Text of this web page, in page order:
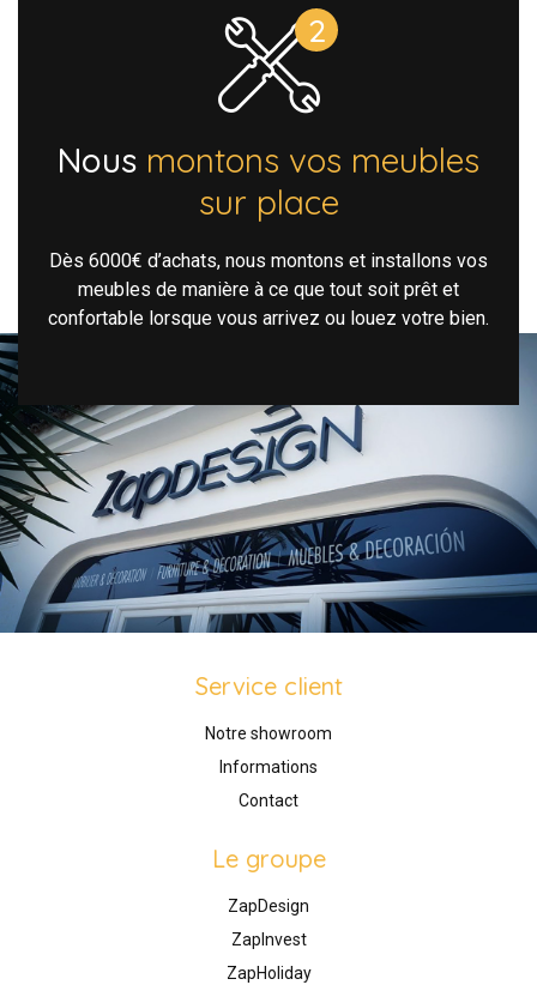
Nous montons vos meubles
sur place
Dès 6000€ d’achats, nous montons et installons vos
meubles de manière à ce que tout soit prêt et
confortable lorsque vous arrivez ou louez votre bien.
Service client
Notre showroom
Informations
Contact
Le groupe
ZapDesign
ZapInvest
ZapHoliday